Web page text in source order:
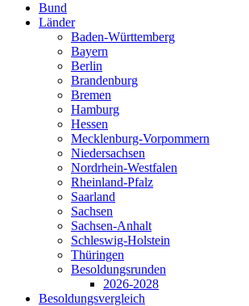
Bund
Länder
Baden-Württemberg
Bayern
Berlin
Brandenburg
Bremen
Hamburg
Hessen
Mecklenburg-Vorpommern
Niedersachsen
Nordrhein-Westfalen
Rheinland-Pfalz
Saarland
Sachsen
Sachsen-Anhalt
Schleswig-Holstein
Thüringen
Besoldungsrunden
2026-2028
Besoldungsvergleich